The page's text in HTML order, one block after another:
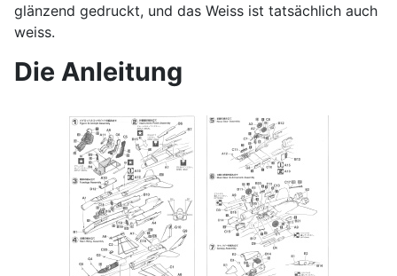
glänzend gedruckt, und das Weiss ist tatsächlich auch
weiss.
Die Anleitung